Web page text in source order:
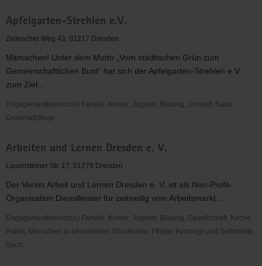
management
e.
Apfelgarten-Strehlen e.V.
Zellescher Weg 43, 01217 Dresden
Mitmachen! Unter dem Motto „Vom städtischen Grün zum
Gemeinschaftlichen Bunt“ hat sich der Apfelgarten-Strehlen e.V.
zum Ziel...
Engagementbereich(e) Familie, Kinder, Jugend, Bildung, Umwelt, Natur,
Denkmalpflege
Strehlen
e.V.
Arbeiten und Lernen Dresden e. V.
Lauensteiner Str. 17, 01279 Dresden
Der Verein Arbeit und Lernen Dresden e. V. ist als Non-Profit-
Organisation Dienstleister für zeitweilig vom Arbeitsmarkt...
Engagementbereich(e) Familie, Kinder, Jugend, Bildung, Gesellschaft, Kirche,
Politik, Menschen in besonderen Situationen, Pflege, Fürsorge und Selbsthilfe,
Sport